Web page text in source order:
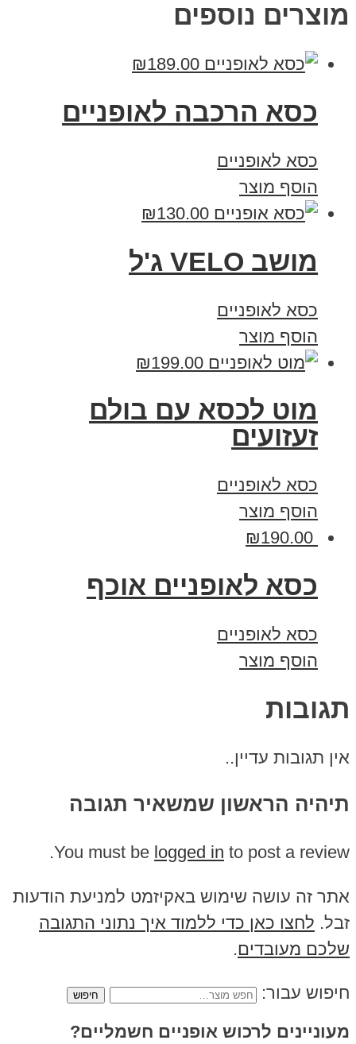
מוצרים נוספים
₪189.00
כסא הרכבה לאופניים
כסא לאופניים
הוסף מוצר
₪130.00
מושב VELO ג'ל
כסא לאופניים
הוסף מוצר
₪199.00
מוט לכסא עם בולם
זעזועים
כסא לאופניים
הוסף מוצר
₪190.00
כסא לאופניים אוכף
כסא לאופניים
הוסף מוצר
תגובות
אין תגובות עדיין..
תיהיה הראשון שמשאיר תגובה
You must be logged in to post a review.
אתר זה עושה שימוש באקיזמט למניעת הודעות
זבל. לחצו כאן כדי ללמוד איך נתוני התגובה
שלכם מעובדים.
חיפוש עבור:
מעוניינים לרכוש אופניים חשמליים?